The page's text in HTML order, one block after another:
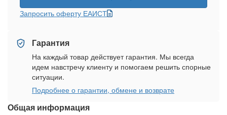
Общая информация
Запросить оферту ЕАИСТ
Гарантия
На каждый товар действует гарантия. Мы всегда
идем навстречу клиенту и помогаем решить спорные
ситуации.
Подробнее о гарантии, обмене и возврате